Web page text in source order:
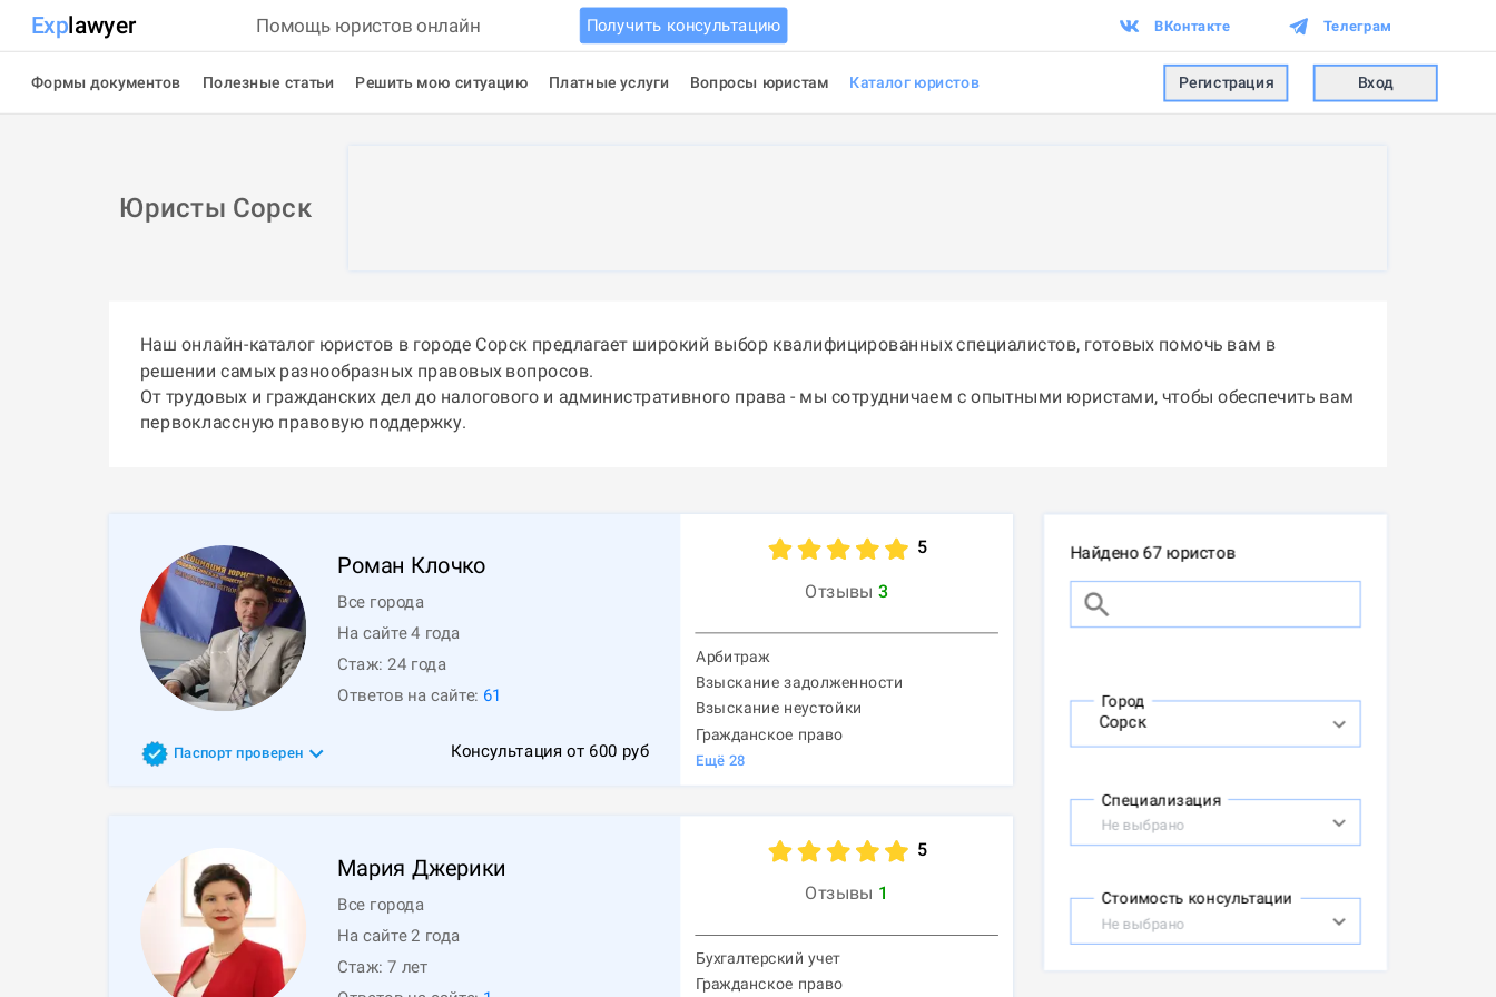
Explawyer Помощь юристов онлайн Получить консультацию ВКонтакте Телеграм
Формы документов Полезные статьи Решить мою ситуацию Платные услуги Вопросы юристам Каталог юристов Регистрация Вход
Юристы Сорск
Наш онлайн-каталог юристов в городе Сорск предлагает широкий выбор квалифицированных специалистов, готовых помочь вам в
решении самых разнообразных правовых вопросов.
От трудовых и гражданских дел до налогового и административного права - мы сотрудничаем с опытными юристами, чтобы обеспечить вам
первоклассную правовую поддержку.
Роман Клочко
Все города
На сайте 4 года
Стаж: 24 года
Ответов на сайте: 61
Паспорт проверен Консультация от 600 руб
5
Отзывы 3
Арбитраж
Взыскание задолженности
Взыскание неустойки
Гражданское право
Ещё 28
Мария Джерики
Все города
На сайте 2 года
Стаж:7 лет
5
Отзывы 1
Бухгалтерский учет
Гражданское право
Найдено 67 юристов
Город
Специализация
Не выбрано
Стоимость консультации
Не выбрано